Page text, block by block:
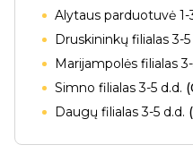
Alytaus parduotuvė 1-
Druskininkų filialas 3-5
Marijampolės filialas
Simno filialas 3-5 d.d.
Daugų filialas 3-5 d.d.